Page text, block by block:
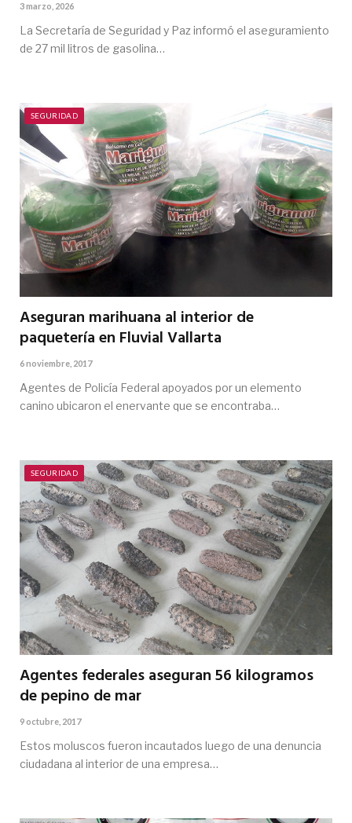
3 marzo, 2026
La Secretaría de Seguridad y Paz informó el aseguramiento
de 27 mil litros de gasolina…
SEGURIDAD
Aseguran marihuana al interior de
paquetería en Fluvial Vallarta
6 noviembre, 2017
Agentes de Policía Federal apoyados por un elemento
canino ubicaron el enervante que se encontraba…
SEGURIDAD
Agentes federales aseguran 56 kilogramos
de pepino de mar
9 octubre, 2017
Estos moluscos fueron incautados luego de una denuncia
ciudadana al interior de una empresa…